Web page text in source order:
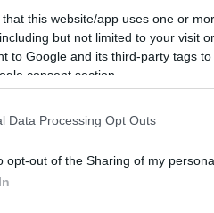
that this website/app uses one or
but not limited to your visit
to Google and its third-party tags
consent section.
Data Processing Opt Outs
opt-out of the Sharing of my
del mondo